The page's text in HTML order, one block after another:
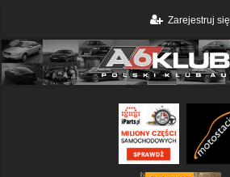
Zarejestruj się